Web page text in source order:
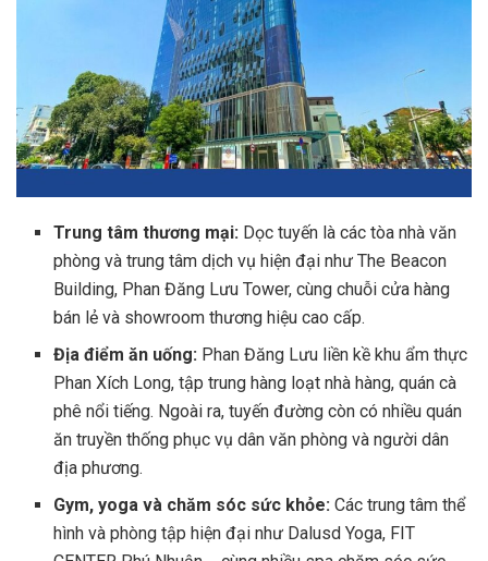
Trung tâm thương mại: Dọc tuyến là các tòa nhà văn
phòng và trung tâm dịch vụ hiện đại như The Beacon
Building, Phan Đăng Lưu Tower, cùng chuỗi cửa hàng
bán lẻ và showroom thương hiệu cao cấp.
Địa điểm ăn uống: Phan Đăng Lưu liền kề khu ẩm thực
Phan Xích Long, tập trung hàng loạt nhà hàng, quán cà
phê nổi tiếng. Ngoài ra, tuyến đường còn có nhiều quán
ăn truyền thống phục vụ dân văn phòng và người dân
địa phương.
Gym, yoga và chăm sóc sức khỏe:Các trung tâm thể
hình và phòng tập hiện đại như Dalusd Yoga, FIT